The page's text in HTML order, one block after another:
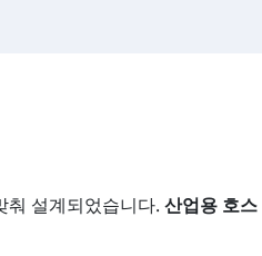
춰 설계되었습니다. 산업용 호스